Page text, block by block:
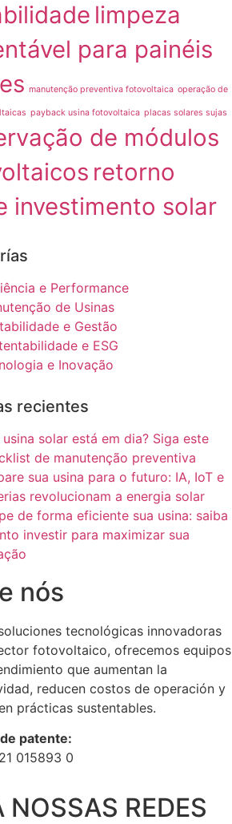
limpeza
para painéis
manutenção preventiva fotovoltaica operação de
payback usina fotovoltaica placas solares sujas
de módulos
retorno
investimento solar
e Performance
de Usinas
e Gestão
e ESG
e Inovação
recientes
usina solar está em dia? Siga este
de manutenção preventiva
sua usina para o futuro: IA, IoT e
revolucionam a energia solar
de forma eficiente sua usina: saiba
investir para maximizar sua
nós
tecnológicas innovadoras
fotovoltaico, ofrecemos equipos
que aumentan la
reducen costos de operación y
prácticas sustentables.
patente:
015893 0
NOSSAS REDES